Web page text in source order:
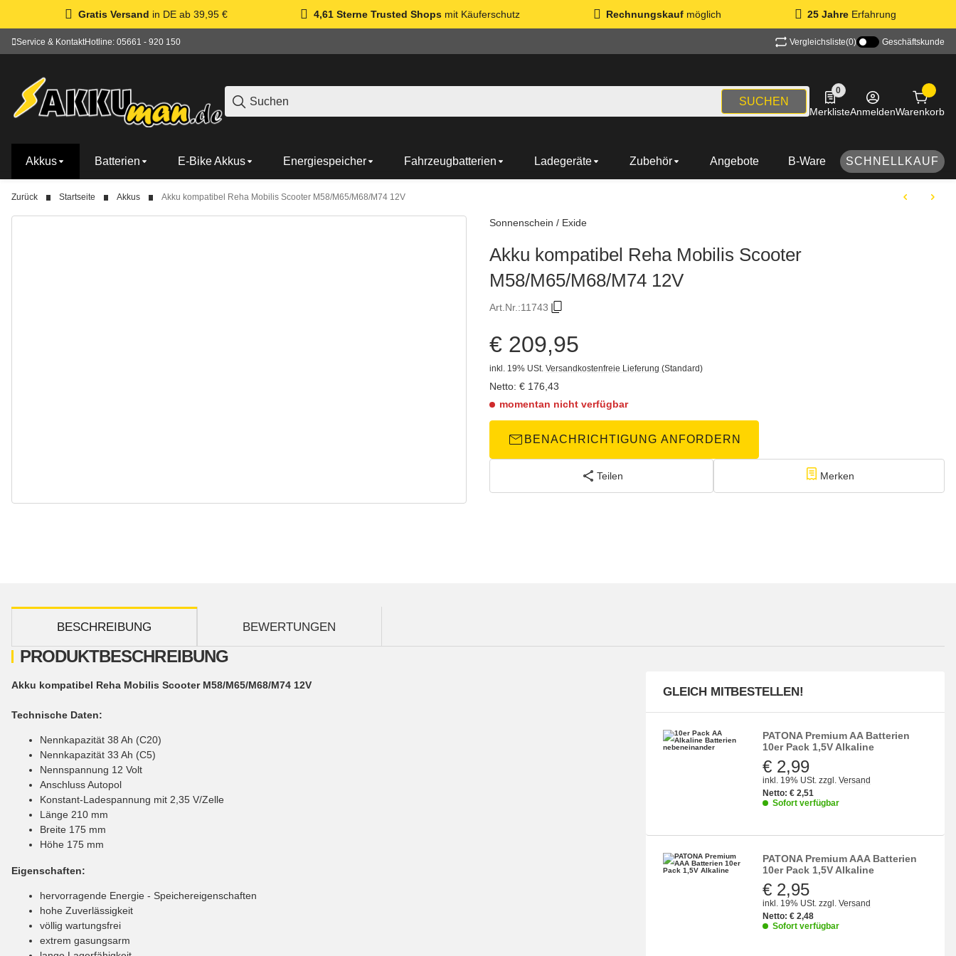
Gratis Versand in DE ab 39,95 € 4,61 Sterne Trusted Shopsmit Käuferschutz Rechnungskauf möglich 25 Jahre Erfahrung
Service & KontaktHotline: 05661 - 920 150 Vergleichsliste(0) Geschäftskunde
SUCHEN
0
0 Produkte in der Liste
MerklisteAnmeldenWarenkorb
Akkus Batterien E-Bike Akkus Energiespeicher Fahrzeugbatterien Ladegeräte Zubehör Angebote B-Ware SCHNELLKAUF
Zurück Startseite Akkus Akku kompatibel Reha Mobilis Scooter M58/M65/M68/M74 12V
Sonnenschein / Exide
Akku kompatibel Reha Mobilis Scooter
M58/M65/M68/M74 12V
Art.Nr.:11743
€ 209,95
inkl. 19% USt. Versandkostenfreie Lieferung (Standard)
Netto: € 176,43
momentan nicht verfügbar
BENACHRICHTIGUNG ANFORDERN
Teilen Merken
BESCHREIBUNG BEWERTUNGEN
PRODUKTBESCHREIBUNG
Akku kompatibel Reha Mobilis Scooter M58/M65/M68/M74 12V
Technische Daten:
Nennkapazität 38 Ah (C20)
Nennkapazität 33 Ah (C5)
Nennspannung 12 Volt
Anschluss Autopol
Konstant-Ladespannung mit 2,35 V/Zelle
Länge 210 mm
Breite 175 mm
Höhe 175 mm
Eigenschaften:
hervorragende Energie - Speichereigenschaften
hohe Zuverlässigkeit
völlig wartungsfrei
extrem gasungsarm
GLEICH MITBESTELLEN!
PATONA Premium AA Batterien
10er Pack 1,5V Alkaline
€ 2,99
inkl. 19% USt. zzgl.Versand
Netto: €2,51
Sofort verfügbar
PATONA Premium AAA Batterien
10er Pack 1,5V Alkaline
€ 2,95
inkl. 19% USt. zzgl.Versand
Netto: €2,48
Sofort verfügbar